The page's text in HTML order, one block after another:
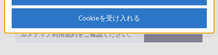
サポート動画をご利用の際にはソーシャ
ルメディア利用規約をご確認ください。
Cookieを受け入れる